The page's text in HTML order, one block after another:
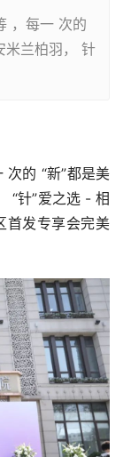
，每一 次的
米兰柏羽， 针
的 “新”都是美
“针”爱之选 - 相
发专享会完美